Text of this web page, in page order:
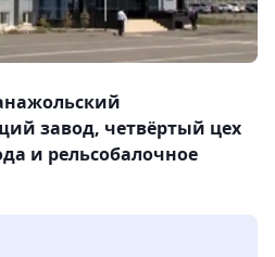
завод, четвёртый цех
и рельсобалочное